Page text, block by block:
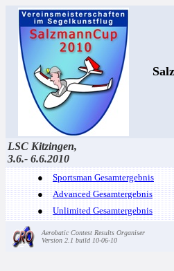
LSC Kitzingen,
3.6.- 6.6.2010
●
Sportsman Gesamtergebnis
●
Advanced Gesamtergebnis
●
Unlimited Gesamtergebnis
Aerobatic Contest Results Organiser
Version 2.1 build 10-06-10